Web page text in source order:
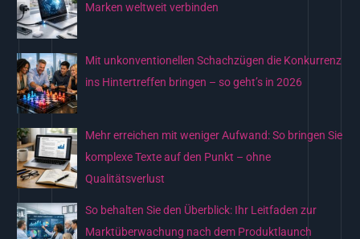
h
:
Marken weltweit verbinden
Mit unkonventionellen Schachzügen die Konkurrenz
ins Hintertreffen bringen – so geht’s in 2026
Mehr erreichen mit weniger Aufwand: So bringen Sie
komplexe Texte auf den Punkt – ohne
Qualitätsverlust
So behalten Sie den Überblick: Ihr Leitfaden zur
Marktüberwachung nach dem Produktlaunch